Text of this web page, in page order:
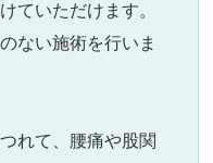
ていただけます。
ない施術を行いま
れて、腰痛や股関